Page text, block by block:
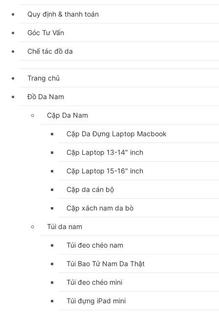
Quy định & thanh toán
Góc Tư Vấn
Chế tác đồ da
Trang chủ
Đồ Da Nam
Cặp Da Nam
Cặp Da Đựng Laptop Macbook
Cặp Laptop 13-14″ inch
Cặp Laptop 15-16″ inch
Cặp da cán bộ
Cặp xách nam da bò
Túi da nam
Túi đeo chéo nam
Túi Bao Tử Nam Da Thật
Túi đeo chéo mini
Túi đựng iPad mini